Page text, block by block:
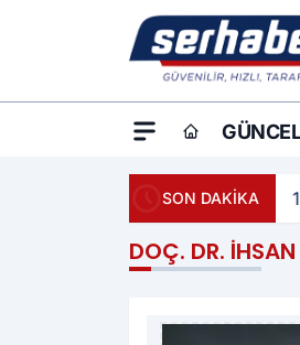
SON DAKİKA
DOÇ. DR.